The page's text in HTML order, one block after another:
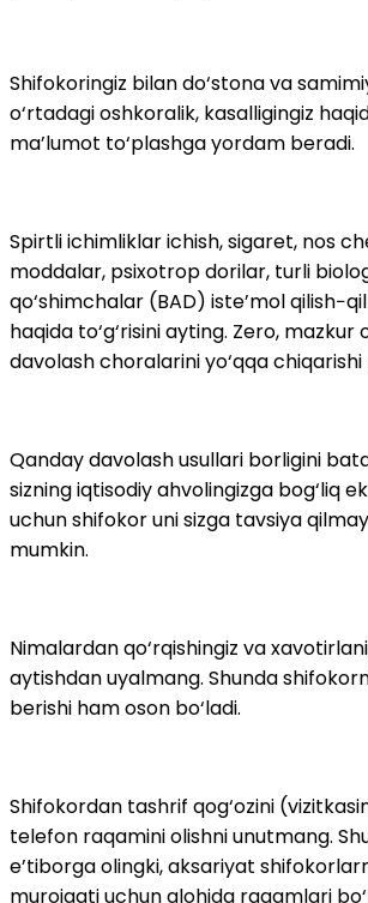
Shifokoringiz bilan do‘stona va
o‘rtadagi oshkoralik, kasalligingiz
ma’lumot to‘plashga yordam beradi.
Spirtli ichimliklar ichish, sigaret, nos
moddalar, psixotrop dorilar, turli
qo‘shimchalar (BAD) iste’mol
haqida to‘g‘risini ayting. Zero,
davolash choralarini yo‘qqa chiqarishi
Qanday davolash usullari borligini
sizning iqtisodiy ahvolingizga bog‘liq
uchun shifokor uni sizga tavsiya
mumkin.
Nimalardan qo‘rqishingiz va
aytishdan uyalmang. Shunda
berishi ham oson bo‘ladi.
Shifokordan tashrif qog‘ozini
telefon raqamini olishni unutmang.
e’tiborga olingki, aksariyat
murojaati uchun alohida raqamlari